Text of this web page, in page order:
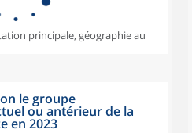
principale, géographie au
le groupe
ou antérieur de la
en 2023